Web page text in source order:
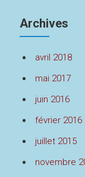
Archives
avril 2018
mai 2017
juin 2016
février 2016
juillet 2015
novembre